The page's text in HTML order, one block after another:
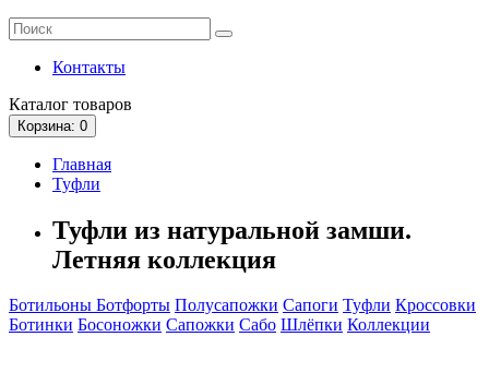
Контакты
Каталог товаров
Корзина: 0
Главная
Туфли
Туфли из натуральной замши.
Летняя коллекция
Ботильоны Ботфорты Полусапожки Сапоги Туфли Кроссовки
Ботинки Босоножки Сапожки Сабо Шлёпки Коллекции